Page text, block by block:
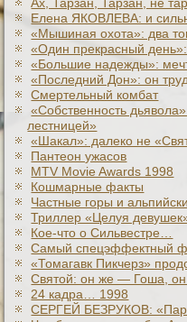
Ах, Тарзан, Тарзан, не
Елена ЯКОВЛЕВА: и
«Мышиная охота»: два
«Один прекрасный
«Большие надежды»:
«Последний Дон»: он
Смертельный комбат
«Собственность
лестницей»
«Шакал»: далеко не
Пантеон ужасов
MTV Movie Awards 1998
Кошмарные факты
Частные горы и
Триллер «Целуя
Кое-что о Сильвестре…
Самый спецэффектный
«Томагавк Пикчерз»
Святой: он же — Гоша,
24 кадра… 1998
СЕРГЕЙ БЕЗРУКОВ: